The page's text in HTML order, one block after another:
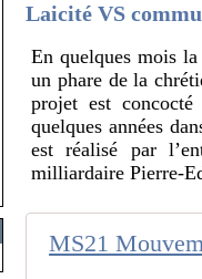
Laicité VS
En quelques mois
un phare de la
projet est
quelques années
est réalisé par
milliardaire Pierre-
MS21